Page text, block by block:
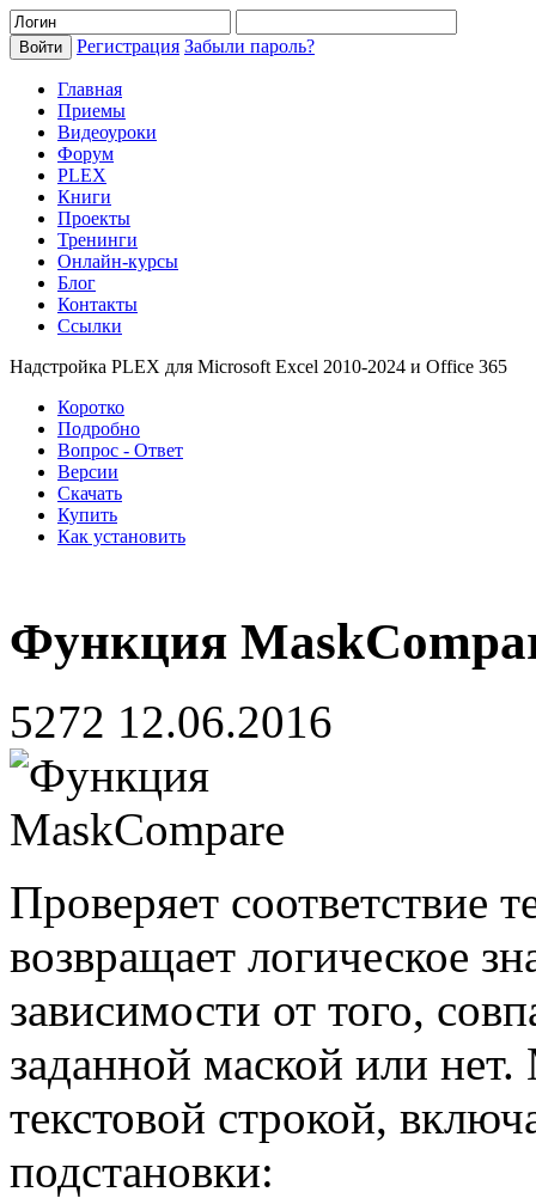
Регистрация Забыли пароль?
Главная
Приемы
Видеоуроки
Форум
PLEX
Книги
Проекты
Тренинги
Онлайн-курсы
Блог
Контакты
Ссылки
Надстройка PLEX для Microsoft Excel 2010-2024 и Office 365
Коротко
Подробно
Вопрос - Ответ
Версии
Скачать
Купить
Как установить
Функция
5272 12.06.2016
Проверяет соответствие
возвращает
зависимости от того,
заданной маской или
текстовой строкой,
подстановки: